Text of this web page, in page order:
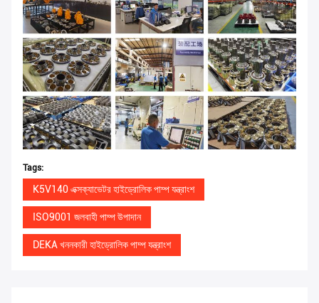
Tags:
K5V140 এক্সক্যাভেটর হাইড্রোলিক পাম্প যন্ত্রাংশ
ISO9001 জলবাহী পাম্প উপাদান
DEKA খননকারী হাইড্রোলিক পাম্প যন্ত্রাংশ